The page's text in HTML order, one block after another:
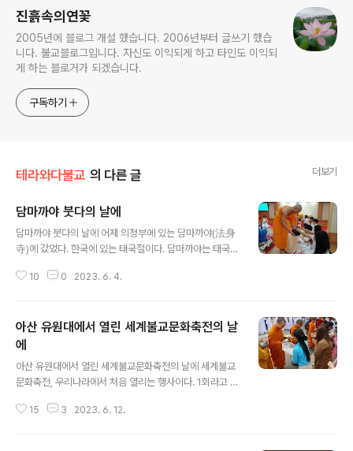
진흙속의연꽃
2005년에 블로그 개설 했습니다. 2006년부터 글쓰기 했습
니다. 불교블로그입니다. 자신도 이익되게 하고 타인도 이익되
게 하는 블로거가 되겠습니다.
구독하기
테라와다불교 의 다른 글 더보기
담마까야 붓다의 날에
담마까야 붓다의 날에 어제 의정부에 있는 담마까야(法身
寺)에 갔었다. 한국에 있는 태국절이다. 담마까야는 태국불
이라 볼 수 있다. 동시에 수십만명이 법회를 볼 수 있는 에
사월초파일은 오로지 탄생만을 기념하는 날이다. 그러나
사월 음력 보름의 붓다의 날에는 탄생, 성도, 열반이라는 세
가지 사건을 동시에 기념하는 날이다. 유엔에서는 붓다데
이를 불교의 공식 홀리데이(Holyday)로 선언한 바 있다.
그래서 매년 붓다데이가 다가오면 사무총장은 기념사를 발
표한다. 올해 유엔사무총장의 메시지는 무엇일까? 검색해
10 0 2023. 6. 4.
아산 유원대에서 열린 세계불교문화축전의 날
에
아산 유원대에서 열린 세계불교문화축전의 날에 세계불교
문화축전, 우리나라에서 처음 열리는 행사이다. 1회라고 한
하다. 축전은 오전 9시부터 열린다. 오전 9시에 포살법회
15 3 2023. 6. 12.